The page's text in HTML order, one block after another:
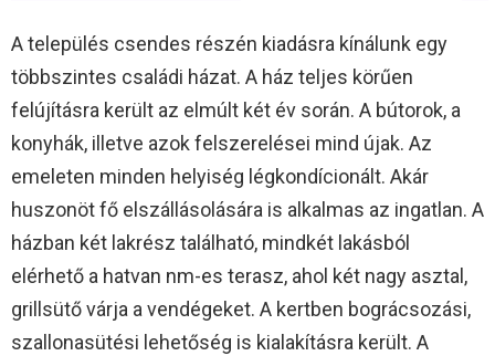
A település csendes részén kiadásra kínálunk egy
többszintes családi házat. A ház teljes körűen
felújításra került az elmúlt két év során. A bútorok, a
konyhák, illetve azok felszerelései mind újak. Az
emeleten minden helyiség légkondícionált. Akár
huszonöt fő elszállásolására is alkalmas az ingatlan. A
házban két lakrész található, mindkét lakásból
elérhető a hatvan nm-es terasz, ahol két nagy asztal,
grillsütő várja a vendégeket. A kertben bográcsozási,
szallonasütési lehetőség is kialakításra került. A